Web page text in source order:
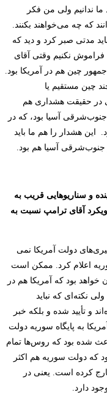
ما ندانیم ولی من فکر
که چه می‌خواهند بکنند.
مدتی صبر کرد و دید که
نکنیم وقتی آقای
چین هم در آمریکا بود.
چین مستقیم یا
در حقیقت هشداری هم
آسیا بود، که در
این هشدار را هم ما باید
جنوب‌شرقی آسیا هم بود.
و سناریوهایی قریب به
آقای ترامپ نسبت به
دولت آ‌مریکا نمی‌
اعلام کرد. ممکن است
بود که آمریکا هم در
نکته‌ای که نباید
و تأیید شده و بلکه خبر
به پایگاه سوریه دولت
شده بود که روس‌ها تمام
که دولت سوریه هم اکثر
کرده است. یعنی در
دارد.